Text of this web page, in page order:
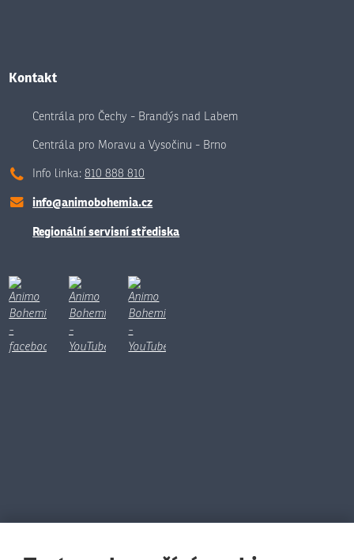
Kontakt
Centrála pro Čechy - Brandýs nad Labem
Centrála pro Moravu a Vysočinu - Brno
Info linka:810 888 810
info@animobohemia.cz
Regionální servisní střediska